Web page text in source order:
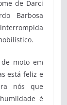
de Darci
Barbosa
moto em
está feliz e
nós que
é